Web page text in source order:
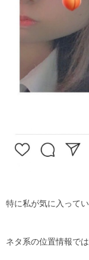
特に私が気に入って
ネタ系の位置情報では